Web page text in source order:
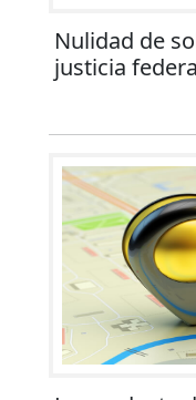
Nulidad de
justicia